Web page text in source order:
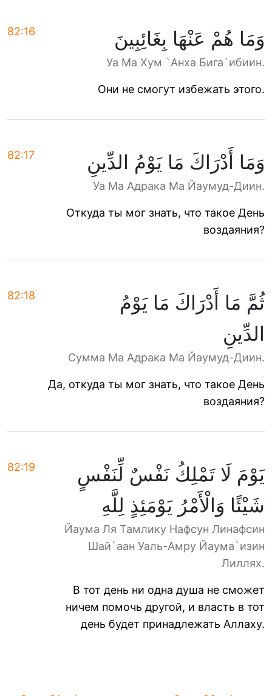
82:16 وَمَا هُمْ عَنْهَا بِغَائِبِينَ
Уа Ма Хум `Анха Бига`ибиин.
Они не смогут избежать этого.
82:17 وَمَا أَدْرَاكَ مَا يَوْمُ الدِّينِ
Уа Ма Адрака Ма Йаумуд-Диин.
Откуда ты мог знать, что такое День
воздаяния?
82:18
ثُمَّ مَا أَدْرَاكَ مَا يَوْمُ
الدِّينِ
Сумма Ма Адрака Ма Йаумуд-Диин.
Да, откуда ты мог знать, что такое День
воздаяния?
82:19
يَوْمَ لَا تَمْلِكُ نَفْسٌ لِّنَفْسٍ
شَيْئًا وَالْأَمْرُ يَوْمَئِذٍ لِلَّهِ
Йаума Ля Тамлику Нафсун Линафсин
Шай`аан Уаль-Амру Йаума`изин
Лиллях.
В тот день ни одна душа не сможет
ничем помочь другой, и власть в тот
день будет принадлежать Аллаху.